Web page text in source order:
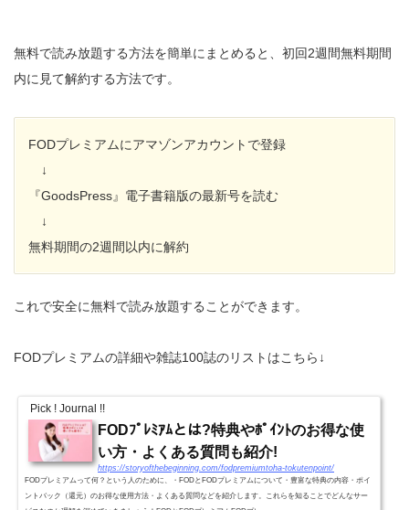
無料で読み放題する方法を簡単にまとめると、初回2週間無料期間
内に見て解約する方法です。
FODプレミアムにアマゾンアカウントで登録
↓
『GoodsPress』電子書籍版の最新号を読む
↓
無料期間の2週間以内に解約
これで安全に無料で読み放題することができます。
FODプレミアムの詳細や雑誌100誌のリストはこちら↓
Pick ! Journal !!
FODﾌﾟﾚﾐｱﾑとは?特典やﾎﾟｲﾝﾄのお得な使
い方・よくある質問も紹介!
https://storyofthebeginning.com/fodpremiumtoha-tokutenpoint/
FODプレミアムって何？という人のために、・FODとFODプレミアムについて・豊富な特典の内容・ポイ
ントバック（還元）のお得な使用方法・よくある質問などを紹介します。これらを知ることでどんなサー